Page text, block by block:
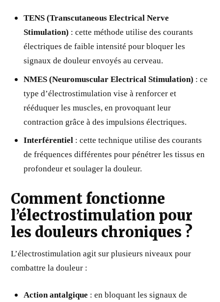
TENS (Transcutaneous Electrical Nerve
Stimulation) : cette méthode utilise des courants
électriques de faible intensité pour bloquer les
signaux de douleur envoyés au cerveau.
NMES (Neuromuscular Electrical Stimulation) : ce
type d’électrostimulation vise à renforcer et
rééduquer les muscles, en provoquant leur
contraction grâce à des impulsions électriques.
Interférentiel: cette technique utilise des courants
de fréquences différentes pour pénétrer les tissus en
profondeur et soulager la douleur.
Comment fonctionne
l’électrostimulation pour
les douleurs chroniques ?
L’électrostimulation agit sur plusieurs niveaux pour
combattre la douleur :
Action antalgique : en bloquant les signaux de